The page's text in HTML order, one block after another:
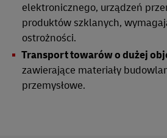
elektronicznego, urządzeń
produktów szklanych,
ostrożności.
Transport towarów o dużej
zawierające materiały
przemysłowe.